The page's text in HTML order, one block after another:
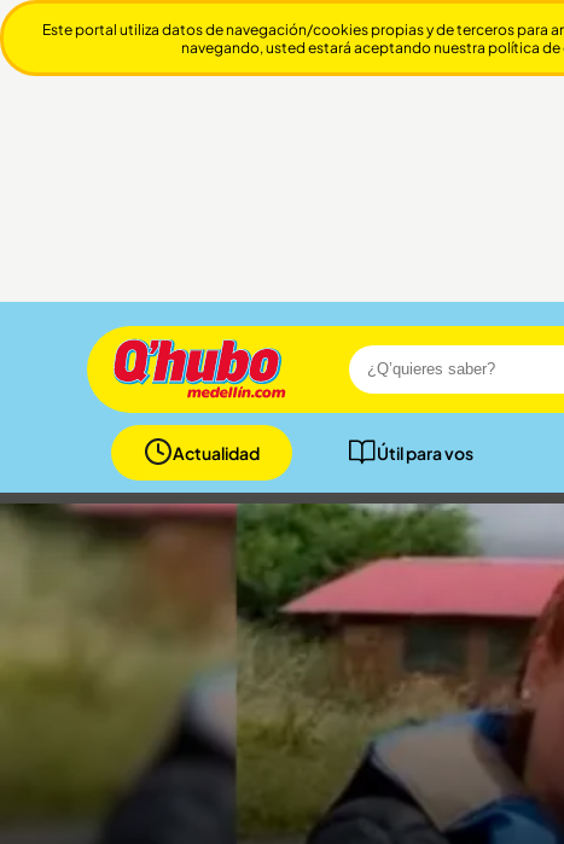
Actualidad Útil para vos
Este portal utiliza datos de navegación/cookies propias y de terceros para
navegando, usted estará aceptando nuestra política